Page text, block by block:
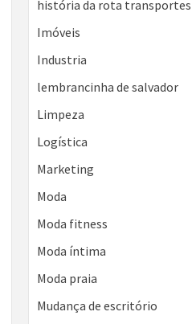
história da rota transportes
Imóveis
Industria
lembrancinha de salvador
Limpeza
Logística
Marketing
Moda
Moda fitness
Moda íntima
Moda praia
Mudança de escritório